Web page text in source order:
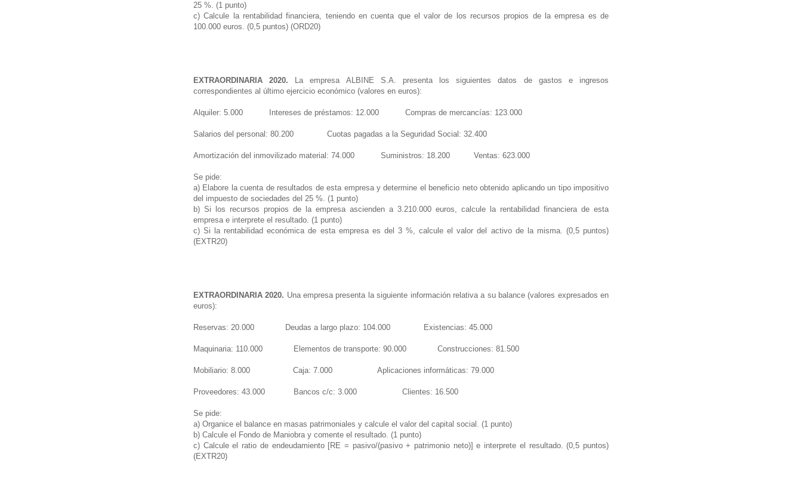
25 %. (1 punto)
c) Calcule la rentabilidad financiera, teniendo en cuenta que el valor de los recursos propios de la empresa es de
100.000 euros. (0,5 puntos) (ORD20)
EXTRAORDINARIA 2020. La empresa ALBINE S.A. presenta los siguientes datos de gastos e ingresos
correspondientes al último ejercicio económico (valores en euros):
Alquiler: 5.000 Intereses de préstamos: 12.000 Compras de mercancías: 123.000
Salarios del personal: 80.200 Cuotas pagadas a la Seguridad Social: 32.400
Amortización del inmovilizado material: 74.000 Suministros: 18.200 Ventas: 623.000
Se pide:
a) Elabore la cuenta de resultados de esta empresa y determine el beneficio neto obtenido aplicando un tipo impositivo
del impuesto de sociedades del 25 %. (1 punto)
b) Si los recursos propios de la empresa ascienden a 3.210.000 euros, calcule la rentabilidad financiera de esta
empresa e interprete el resultado. (1 punto)
c) Si la rentabilidad económica de esta empresa es del 3 %, calcule el valor del activo de la misma. (0,5 puntos)
(EXTR20)
EXTRAORDINARIA 2020. Una empresa presenta la siguiente información relativa a su balance (valores expresados en
euros):
Reservas: 20.000 Deudas a largo plazo: 104.000 Existencias: 45.000
Maquinaria: 110.000 Elementos de transporte: 90.000 Construcciones: 81.500
Mobiliario: 8.000 Caja: 7.000 Aplicaciones informáticas: 79.000
Proveedores: 43.000 Bancos c/c: 3.000 Clientes: 16.500
Se pide:
a) Organice el balance en masas patrimoniales y calcule el valor del capital social. (1 punto)
b) Calcule el Fondo de Maniobra y comente el resultado. (1 punto)
c) Calcule el ratio de endeudamiento [RE = pasivo/(pasivo + patrimonio neto)] e interprete el resultado. (0,5 puntos)
(EXTR20)